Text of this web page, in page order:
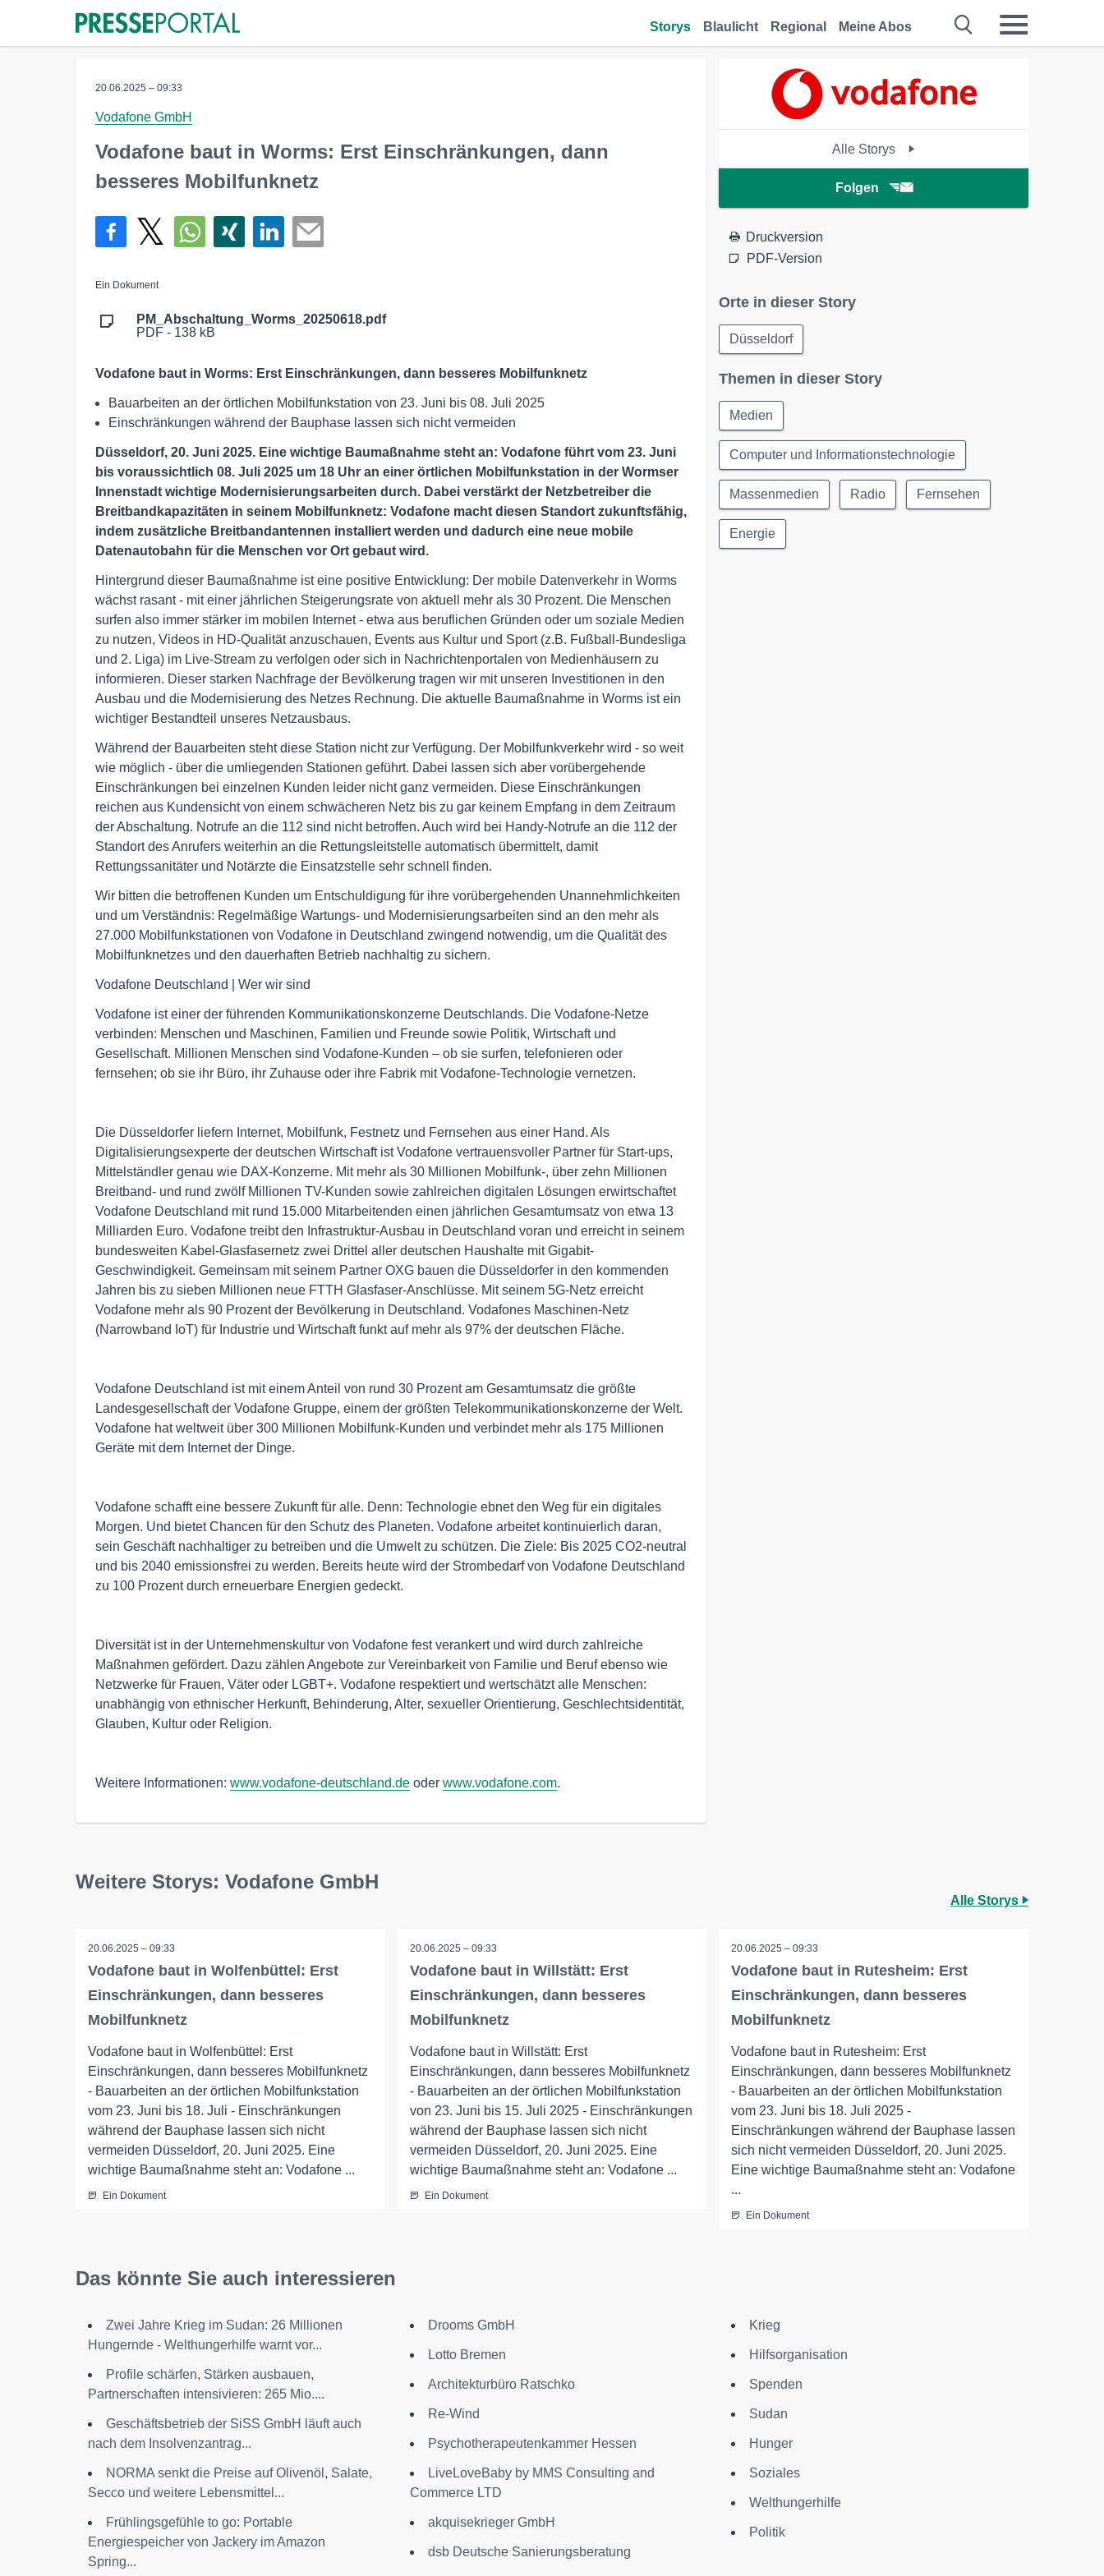
Storys Blaulicht Regional Meine Abos
20.06.2025 – 09:33
Vodafone GmbH
Vodafone baut in Worms: Erst Einschränkungen, dann
besseres Mobilfunknetz
Ein Dokument
PM_Abschaltung_Worms_20250618.pdf
PDF - 138 kB
Vodafone baut in Worms: Erst Einschränkungen, dann besseres Mobilfunknetz
Bauarbeiten an der örtlichen Mobilfunkstation von 23. Juni bis 08. Juli 2025
Einschränkungen während der Bauphase lassen sich nicht vermeiden
Düsseldorf, 20. Juni 2025. Eine wichtige Baumaßnahme steht an: Vodafone führt vom 23. Juni
bis voraussichtlich 08. Juli 2025 um 18 Uhr an einer örtlichen Mobilfunkstation in der Wormser
Innenstadt wichtige Modernisierungsarbeiten durch. Dabei verstärkt der Netzbetreiber die
Breitbandkapazitäten in seinem Mobilfunknetz: Vodafone macht diesen Standort zukunftsfähig,
indem zusätzliche Breitbandantennen installiert werden und dadurch eine neue mobile
Datenautobahn für die Menschen vor Ort gebaut wird.
Hintergrund dieser Baumaßnahme ist eine positive Entwicklung: Der mobile Datenverkehr in Worms
wächst rasant - mit einer jährlichen Steigerungsrate von aktuell mehr als 30 Prozent. Die Menschen
surfen also immer stärker im mobilen Internet - etwa aus beruflichen Gründen oder um soziale Medien
zu nutzen, Videos in HD-Qualität anzuschauen, Events aus Kultur und Sport (z.B. Fußball-Bundesliga
und 2. Liga) im Live-Stream zu verfolgen oder sich in Nachrichtenportalen von Medienhäusern zu
informieren. Dieser starken Nachfrage der Bevölkerung tragen wir mit unseren Investitionen in den
Ausbau und die Modernisierung des Netzes Rechnung. Die aktuelle Baumaßnahme in Worms ist ein
wichtiger Bestandteil unseres Netzausbaus.
Während der Bauarbeiten steht diese Station nicht zur Verfügung. Der Mobilfunkverkehr wird - so weit
wie möglich - über die umliegenden Stationen geführt. Dabei lassen sich aber vorübergehende
Einschränkungen bei einzelnen Kunden leider nicht ganz vermeiden. Diese Einschränkungen
reichen aus Kundensicht von einem schwächeren Netz bis zu gar keinem Empfang in dem Zeitraum
der Abschaltung. Notrufe an die 112 sind nicht betroffen. Auch wird bei Handy-Notrufe an die 112 der
Standort des Anrufers weiterhin an die Rettungsleitstelle automatisch übermittelt, damit
Rettungssanitäter und Notärzte die Einsatzstelle sehr schnell finden.
Wir bitten die betroffenen Kunden um Entschuldigung für ihre vorübergehenden Unannehmlichkeiten
und um Verständnis: Regelmäßige Wartungs- und Modernisierungsarbeiten sind an den mehr als
27.000 Mobilfunkstationen von Vodafone in Deutschland zwingend notwendig, um die Qualität des
Mobilfunknetzes und den dauerhaften Betrieb nachhaltig zu sichern.
Vodafone Deutschland | Wer wir sind
Vodafone ist einer der führenden Kommunikationskonzerne Deutschlands. Die Vodafone-Netze
verbinden: Menschen und Maschinen, Familien und Freunde sowie Politik, Wirtschaft und
Gesellschaft. Millionen Menschen sind Vodafone-Kunden – ob sie surfen, telefonieren oder
fernsehen; ob sie ihr Büro, ihr Zuhause oder ihre Fabrik mit Vodafone-Technologie vernetzen.
Die Düsseldorfer liefern Internet, Mobilfunk, Festnetz und Fernsehen aus einer Hand. Als
Digitalisierungsexperte der deutschen Wirtschaft ist Vodafone vertrauensvoller Partner für Start-ups,
Mittelständler genau wie DAX-Konzerne. Mit mehr als 30 Millionen Mobilfunk-, über zehn Millionen
Breitband- und rund zwölf Millionen TV-Kunden sowie zahlreichen digitalen Lösungen erwirtschaftet
Vodafone Deutschland mit rund 15.000 Mitarbeitenden einen jährlichen Gesamtumsatz von etwa 13
Milliarden Euro. Vodafone treibt den Infrastruktur-Ausbau in Deutschland voran und erreicht in seinem
bundesweiten Kabel-Glasfasernetz zwei Drittel aller deutschen Haushalte mit Gigabit-
Geschwindigkeit. Gemeinsam mit seinem Partner OXG bauen die Düsseldorfer in den kommenden
Jahren bis zu sieben Millionen neue FTTH Glasfaser-Anschlüsse. Mit seinem 5G-Netz erreicht
Vodafone mehr als 90 Prozent der Bevölkerung in Deutschland. Vodafones Maschinen-Netz
(Narrowband IoT) für Industrie und Wirtschaft funkt auf mehr als 97% der deutschen Fläche.
Vodafone Deutschland ist mit einem Anteil von rund 30 Prozent am Gesamtumsatz die größte
Landesgesellschaft der Vodafone Gruppe, einem der größten Telekommunikationskonzerne der Welt.
Vodafone hat weltweit über 300 Millionen Mobilfunk-Kunden und verbindet mehr als 175 Millionen
Geräte mit dem Internet der Dinge.
Vodafone schafft eine bessere Zukunft für alle. Denn: Technologie ebnet den Weg für ein digitales
Morgen. Und bietet Chancen für den Schutz des Planeten. Vodafone arbeitet kontinuierlich daran,
sein Geschäft nachhaltiger zu betreiben und die Umwelt zu schützen. Die Ziele: Bis 2025 CO2-neutral
und bis 2040 emissionsfrei zu werden. Bereits heute wird der Strombedarf von Vodafone Deutschland
zu 100 Prozent durch erneuerbare Energien gedeckt.
Diversität ist in der Unternehmenskultur von Vodafone fest verankert und wird durch zahlreiche
Maßnahmen gefördert. Dazu zählen Angebote zur Vereinbarkeit von Familie und Beruf ebenso wie
Netzwerke für Frauen, Väter oder LGBT+. Vodafone respektiert und wertschätzt alle Menschen:
unabhängig von ethnischer Herkunft, Behinderung, Alter, sexueller Orientierung, Geschlechtsidentität,
Glauben, Kultur oder Religion.
Weitere Informationen: www.vodafone-deutschland.de oder www.vodafone.com.
Alle Storys
Folgen
Druckversion
PDF-Version
Orte in dieser Story
Düsseldorf
Themen in dieser Story
Medien
Computer und Informationstechnologie
Massenmedien Radio Fernsehen
Energie
Weitere Storys: Vodafone GmbH
Alle Storys
20.06.2025 – 09:33
Vodafone baut in Wolfenbüttel: Erst
Einschränkungen, dann besseres
Mobilfunknetz
Vodafone baut in Wolfenbüttel: Erst
Einschränkungen, dann besseres Mobilfunknetz
- Bauarbeiten an der örtlichen Mobilfunkstation
vom 23. Juni bis 18. Juli - Einschränkungen
während der Bauphase lassen sich nicht
vermeiden Düsseldorf, 20. Juni 2025. Eine
wichtige Baumaßnahme steht an: Vodafone ...
Ein Dokument
20.06.2025 – 09:33
Vodafone baut in Willstätt: Erst
Einschränkungen, dann besseres
Mobilfunknetz
Vodafone baut in Willstätt: Erst
Einschränkungen, dann besseres Mobilfunknetz
- Bauarbeiten an der örtlichen Mobilfunkstation
von 23. Juni bis 15. Juli 2025 - Einschränkungen
während der Bauphase lassen sich nicht
vermeiden Düsseldorf, 20. Juni 2025. Eine
wichtige Baumaßnahme steht an: Vodafone ...
Ein Dokument
20.06.2025 – 09:33
Vodafone baut in Rutesheim: Erst
Einschränkungen, dann besseres
Mobilfunknetz
Vodafone baut in Rutesheim: Erst
Einschränkungen, dann besseres Mobilfunknetz
- Bauarbeiten an der örtlichen Mobilfunkstation
vom 23. Juni bis 18. Juli 2025 -
Einschränkungen während der Bauphase lassen
sich nicht vermeiden Düsseldorf, 20. Juni 2025.
Eine wichtige Baumaßnahme steht an: Vodafone
...
Ein Dokument
Das könnte Sie auch interessieren
Zwei Jahre Krieg im Sudan: 26 Millionen
Hungernde - Welthungerhilfe warnt vor...
Profile schärfen, Stärken ausbauen,
Partnerschaften intensivieren: 265 Mio....
Geschäftsbetrieb der SiSS GmbH läuft auch
nach dem Insolvenzantrag...
NORMA senkt die Preise auf Olivenöl, Salate,
Secco und weitere Lebensmittel...
Frühlingsgefühle to go: Portable
Energiespeicher von Jackery im Amazon
Spring...
Drooms GmbH
Lotto Bremen
Architekturbüro Ratschko
Re-Wind
Psychotherapeutenkammer Hessen
LiveLoveBaby by MMS Consulting and
Commerce LTD
akquisekrieger GmbH
dsb Deutsche Sanierungsberatung
Krieg
Hilfsorganisation
Spenden
Sudan
Hunger
Soziales
Welthungerhilfe
Politik